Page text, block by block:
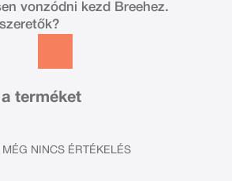
vonzódni kezd Breehez.
terméket
MÉG NINCS ÉRTÉKELÉS